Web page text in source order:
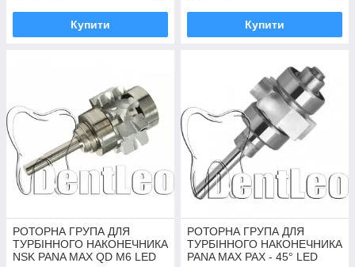
Купити Купити
РОТОРНА ГРУПА ДЛЯ
ТУРБІННОГО НАКОНЕЧНИКА
NSK PANA MAX QD M6 LED
РОТОРНА ГРУПА ДЛЯ
ТУРБІННОГО НАКОНЕЧНИКА
PANA MAX PAX - 45° LED